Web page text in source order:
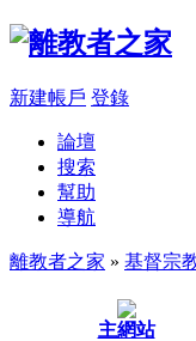
新建帳戶 登錄
論壇
搜索
幫助
導航
離教者之家 » 基督宗
主網站